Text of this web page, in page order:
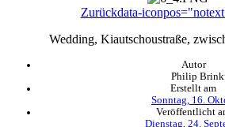
Zurückdata-
Wedding, Kiautschoustraße,
Autor
Philip
Erstellt am
Sonntag, 16.
Veröffentlicht
Dienstag, 24.